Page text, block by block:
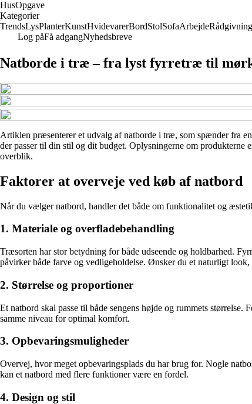
HusOpgave
Kategorier
TrendsLysPlanterKunstHvidevarerBordStolSofaArbejdeRådgivning
Log påFå adgangNyhedsbreve
Natborde i træ – fra lyst fyrretræ til
Artiklen præsenterer et udvalg af natborde i træ, som spænder fra
der passer til din stil og dit budget. Oplysningerne om
overblik.
Faktorer at overveje ved køb af natbord
Når du vælger natbord, handler det både om funktionalitet og
1. Materiale og overfladebehandling
Træsorten har stor betydning for både udseende og holdbarhed.
påvirker både farve og vedligeholdelse. Ønsker du et naturligt
2. Størrelse og proportioner
Et natbord skal passe til både sengens højde og rummets
samme niveau for optimal komfort.
3. Opbevaringsmuligheder
Overvej, hvor meget opbevaringsplads du har brug for. Nogle
kan et natbord med flere funktioner være en fordel.
4. Design og stil